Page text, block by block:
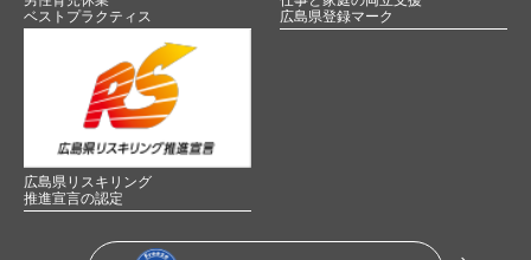
ベストプラクティス
広島県登録マーク
広島県リスキリング
推進宣言の認定